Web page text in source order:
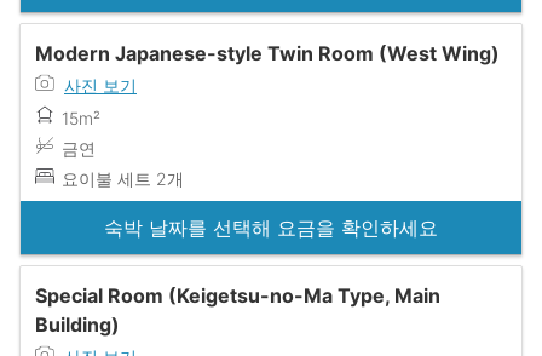
Modern Japanese-style Twin Room (West Wing)
사진 보기
15m²
금연
요이불 세트 2개
숙박 날짜를 선택해 요금을 확인하세요
Special Room (Keigetsu-no-Ma Type, Main
Building)